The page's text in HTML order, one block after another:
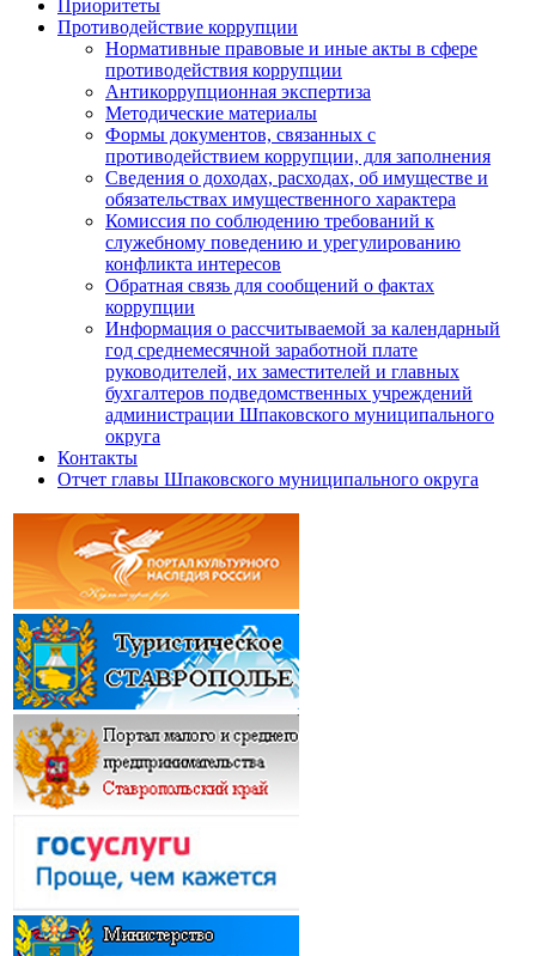
Приоритеты
Противодействие коррупции
Нормативные правовые и иные акты в сфере
противодействия коррупции
Антикоррупционная экспертиза
Методические материалы
Формы документов, связанных с
противодействием коррупции, для заполнения
Сведения о доходах, расходах, об имуществе и
обязательствах имущественного характера
Комиссия по соблюдению требований к
служебному поведению и урегулированию
конфликта интересов
Обратная связь для сообщений о фактах
коррупции
Информация о рассчитываемой за календарный
год среднемесячной заработной плате
руководителей, их заместителей и главных
бухгалтеров подведомственных учреждений
администрации Шпаковского муниципального
округа
Контакты
Отчет главы Шпаковского муниципального округа